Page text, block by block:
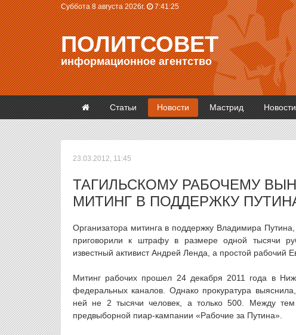
Суббота 8 августа 2026г. 7:41:25
ПОЛИТСОВЕТ
информационное агентство
Статьи Новости Мастрид
23.03.2012, 11:45
ТАГИЛЬСКОМУ РАБОЧЕМУ
МИТИНГ В ПОДДЕРЖКУ
Организатора митинга в поддержку Владимира
приговорили к штрафу в размере одной тысячи
известный активист Андрей Ленда, а простой рабочий
Митинг рабочих прошел 24 декабря 2011 года в
федеральных каналов. Однако прокуратура
ней не 2 тысячи человек, а только 500. Между
предвыборной пиар-кампании «Рабочие за Путина».